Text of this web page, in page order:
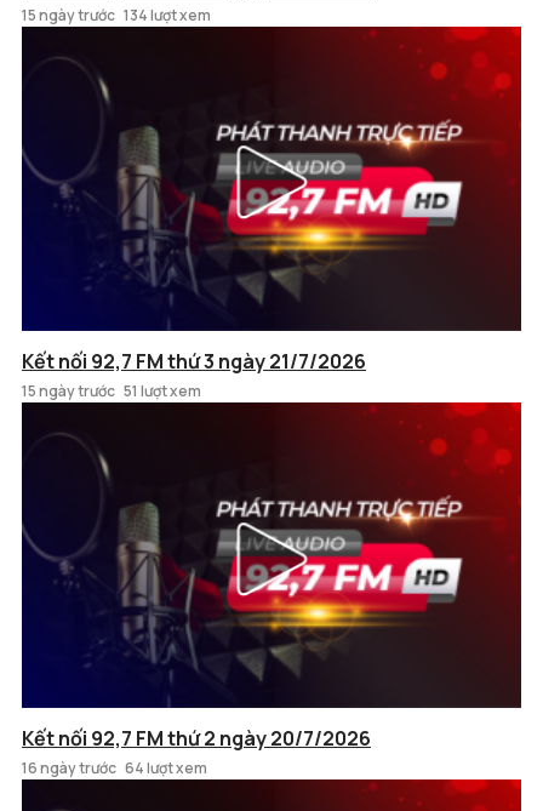
15 ngày trước 134 lượt xem
Kết nối 92,7 FM thứ 3 ngày 21/7/2026
15 ngày trước 51 lượt xem
Kết nối 92,7 FM thứ 2 ngày 20/7/2026
16 ngày trước 64 lượt xem